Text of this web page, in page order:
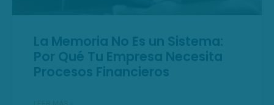
La Memoria No Es un Sistema:
Por Qué Tu Empresa Necesita
Procesos Financieros